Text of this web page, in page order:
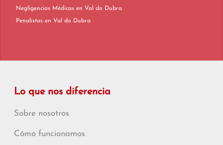
Negligencias Médicas en Val do Dubra
Penalistas en Val do Dubra
Lo que nos diferencia
Sobre nosotros
Cómo funcionamos